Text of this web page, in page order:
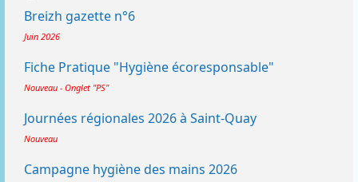
Breizh gazette n°6
Juin 2026
Fiche Pratique "Hygiène écoresponsable"
Nouveau - Onglet "PS"
Journées régionales 2026 à Saint-Quay
Nouveau
Campagne hygiène des mains 2026